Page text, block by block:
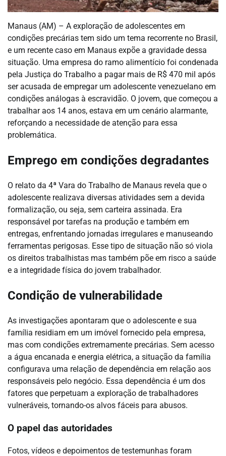
Manaus (AM) – A exploração de adolescentes em
condições precárias tem sido um tema recorrente no Brasil,
e um recente caso em Manaus expõe a gravidade dessa
situação. Uma empresa do ramo alimentício foi condenada
pela Justiça do Trabalho a pagar mais de R$ 470 mil após
ser acusada de empregar um adolescente venezuelano em
condições análogas à escravidão. O jovem, que começou a
trabalhar aos 14 anos, estava em um cenário alarmante,
reforçando a necessidade de atenção para essa
problemática.
Emprego em condições degradantes
O relato da 4ª Vara do Trabalho de Manaus revela que o
adolescente realizava diversas atividades sem a devida
formalização, ou seja, sem carteira assinada. Era
responsável por tarefas na produção e também em
entregas, enfrentando jornadas irregulares e manuseando
ferramentas perigosas. Esse tipo de situação não só viola
os direitos trabalhistas mas também põe em risco a saúde
e a integridade física do jovem trabalhador.
Condição de vulnerabilidade
As investigações apontaram que o adolescente e sua
família residiam em um imóvel fornecido pela empresa,
mas com condições extremamente precárias. Sem acesso
a água encanada e energia elétrica, a situação da família
configurava uma relação de dependência em relação aos
responsáveis pelo negócio. Essa dependência é um dos
fatores que perpetuam a exploração de trabalhadores
vulneráveis, tornando-os alvos fáceis para abusos.
O papel das autoridades
Fotos, vídeos e depoimentos de testemunhas foram